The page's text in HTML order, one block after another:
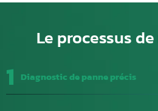
Le processus
1 Diagnostic de panne précis